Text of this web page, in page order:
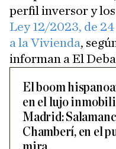
perfil inversor y
Ley 12/2023, de
a la Vivienda,
informan a El
El boom
en el lujo
Madrid:
Chamberí, en el